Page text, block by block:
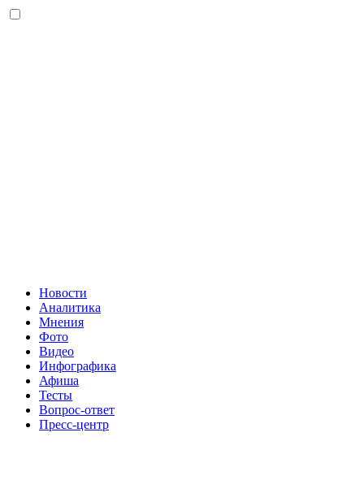
Новости
Аналитика
Мнения
Фото
Видео
Инфографика
Афиша
Тесты
Вопрос-ответ
Пресс-центр